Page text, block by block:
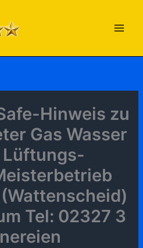
Hinweis zu
Gas Wasser
Lüftungs-
Tel: 02327 3